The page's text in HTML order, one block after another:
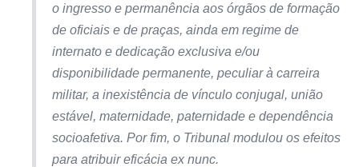
o ingresso e permanência aos órgãos de formação
de oficiais e de praças, ainda em regime de
internato e dedicação exclusiva e/ou
disponibilidade permanente, peculiar à carreira
militar, a inexistência de vínculo conjugal, união
estável, maternidade, paternidade e dependência
socioafetiva. Por fim, o Tribunal modulou os efeitos
para atribuir eficácia ex nunc.